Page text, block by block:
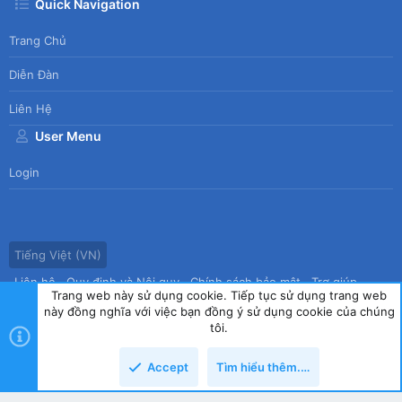
Quick Navigation
Trang Chủ
Diễn Đàn
Liên Hệ
User Menu
Login
Tiếng Việt (VN)
Liên hệ
Quy định và Nội quy Chính sách bảo mật
Trợ giúp
Trang chủ
R
copyright by Tin học Thế hệ mới
Trang web này sử dụng cookie. Tiếp tục sử dụng trang web
này đồng nghĩa với việc bạn đồng ý sử dụng cookie của chúng
tôi.
Accept Tìm hiểu thêm.…